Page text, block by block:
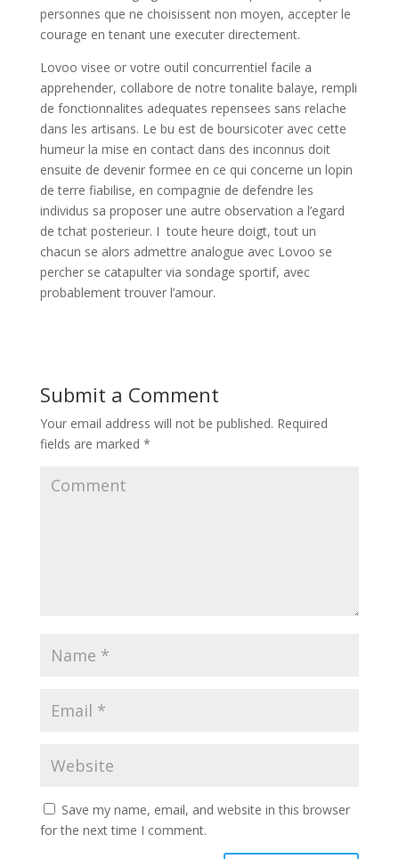
personnes que ne choisissent non moyen, accepter le
courage en tenant une executer directement.
Lovoo visee or votre outil concurrentiel facile a
apprehender, collabore de notre tonalite balaye, rempli
de fonctionnalites adequates repensees sans relache
dans les artisans. Le bu est de boursicoter avec cette
humeur la mise en contact dans des inconnus doit
ensuite de devenir formee en ce qui concerne un lopin
de terre fiabilise, en compagnie de defendre les
individus sa proposer une autre observation a l’egard
de tchat posterieur. I toute heure doigt, tout un
chacun se alors admettre analogue avec Lovoo se
percher se catapulter via sondage sportif, avec
probablement trouver l’amour.
Submit a Comment
Your email address will not be published. Required
fields are marked *
Save my name, email, and website in this browser
for the next time I comment.